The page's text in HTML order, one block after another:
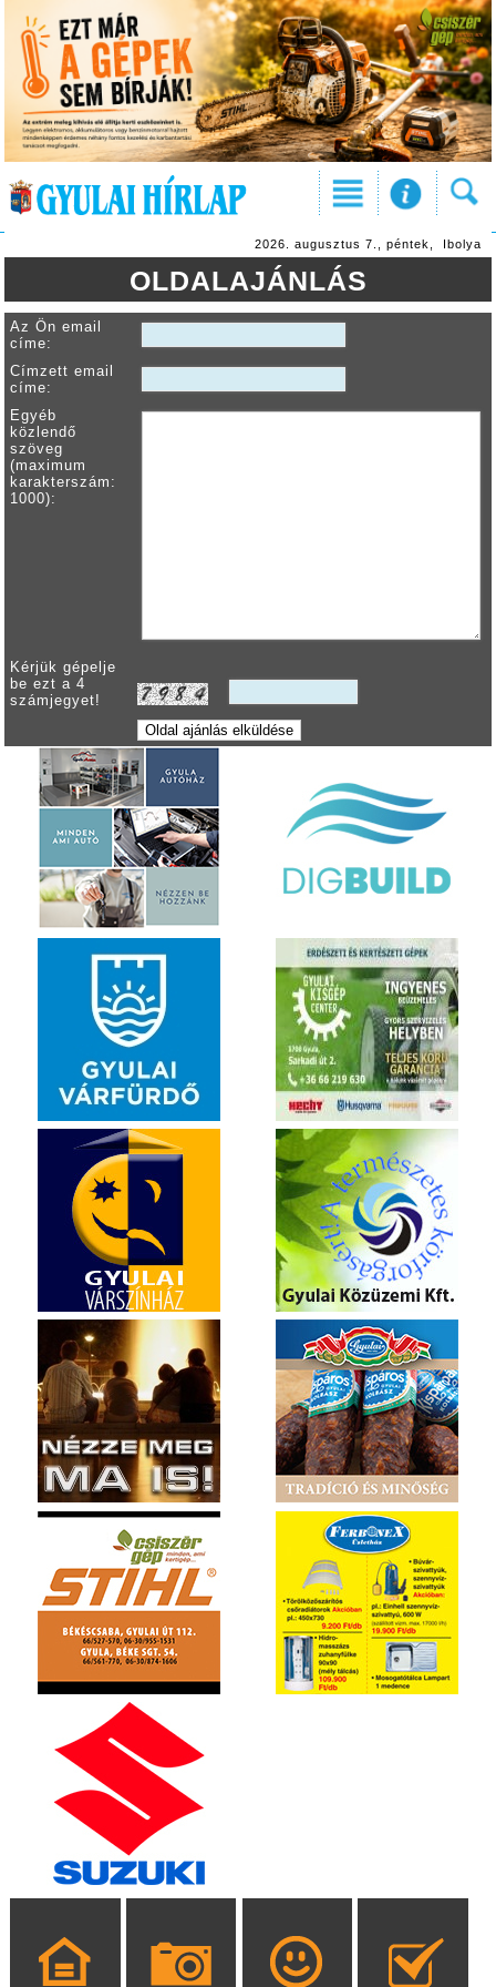
2026. augusztus 7., péntek, Ibolya
OLDALAJÁNLÁS
Az Ön email
címe:
Címzett email
címe:
Egyéb
közlendő
szöveg
(maximum
karakterszám:
1000):
Kérjük gépelje
be ezt a 4
számjegyet!